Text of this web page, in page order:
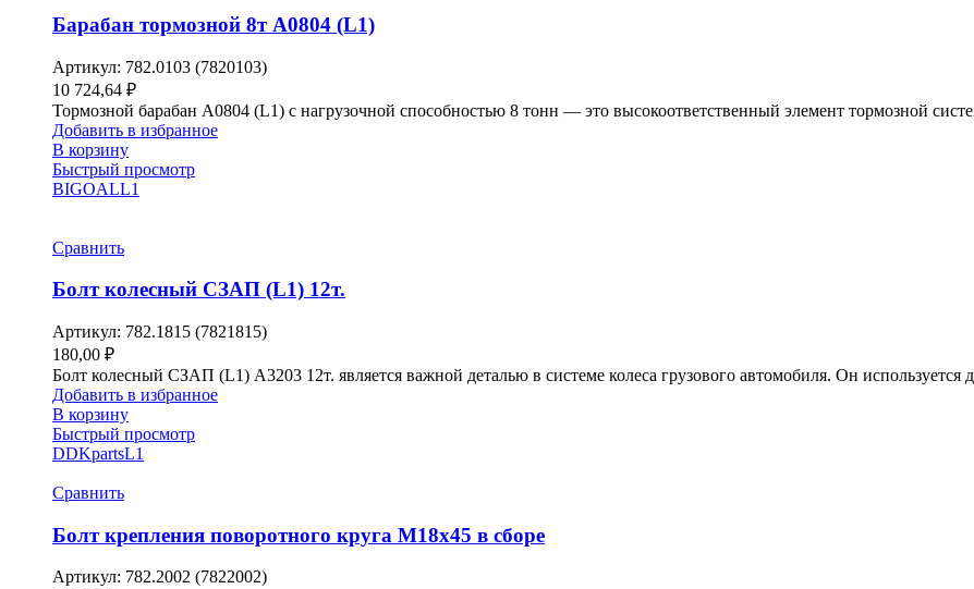
Барабан тормозной 8т A0804 (L1)
Артикул: 782.0103 (7820103)
10 724,64 ₽
Тормозной барабан A0804 (L1) с нагрузочной способностью 8 тонн — это высокоответственный элемент тормозной
Добавить в избранное
В корзину
Быстрый просмотр
BIGOALL1
Сравнить
Болт колесный СЗАП (L1) 12т.
Артикул: 782.1815 (7821815)
180,00 ₽
Болт колесный СЗАП (L1) A3203 12т. является важной деталью в системе колеса грузового автомобиля. Он используется
Добавить в избранное
В корзину
Быстрый просмотр
DDKpartsL1
Сравнить
Болт крепления поворотного круга М18х45 в сборе
Артикул: 782.2002 (7822002)